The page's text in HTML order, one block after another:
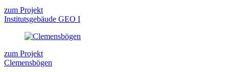
zum Projekt
Institutsgebäude GEO I
zum Projekt
Clemensbögen